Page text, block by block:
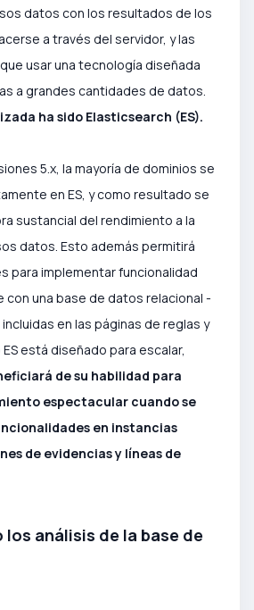
datos con los resultados de los
a través del servidor, y las
usar una tecnología diseñada
a grandes cantidades de datos.
ha sido Elasticsearch (ES).
5.x, la mayoría de dominios se
en ES, y como resultado se
sustancial del rendimiento a la
datos. Esto además permitirá
para implementar funcionalidad
con una base de datos relacional -
en las páginas de reglas y
está diseñado para escalar,
de su habilidad para
espectacular cuando se
en instancias
de evidencias y líneas de
los análisis de la base de